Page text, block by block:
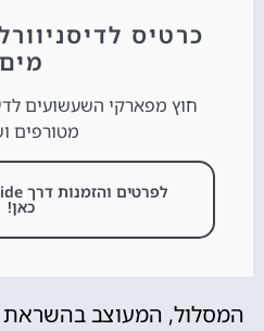
כרטיס
מים
חוץ מפארקי השעשועים
מטורפים
כאן!
המסלול, המעוצב